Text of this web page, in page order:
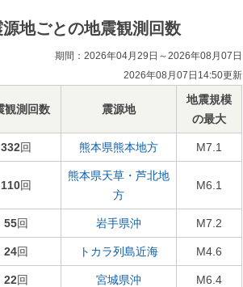
源地ごとの地震観測回数
期間：2026年04月29日～2026年08月07日
2026年08月07日14:50更新
観測回数 震源地
地震規模
の最大
332回 熊本県熊本地方 M7.1
110回
熊本県天草・芦北地
方
M6.1
55回 岩手県沖 M7.2
24回 トカラ列島近海 M4.6
22回 宮城県沖 M6.4